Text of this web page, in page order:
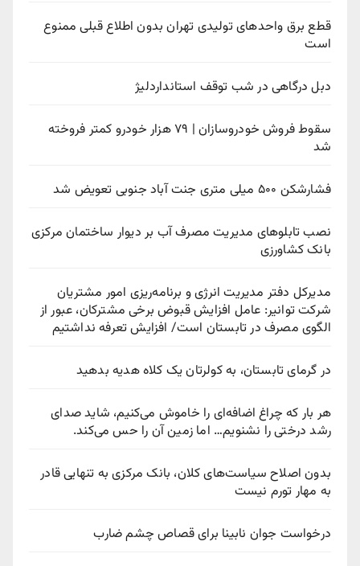
قطع برق واحدهای تولیدی تهران بدون اطلاع قبلی ممنوع
است
دبل درگاهی در شب توقف استانداردلیژ
سقوط فروش خودروسازان | ۷۹ هزار خودرو کمتر فروخته
شد
فشارشکن ۵۰۰ میلی متری جنت آباد جنوبی تعویض شد
نصب تابلوهای مدیریت مصرف آب بر دیوار ساختمان مرکزی
بانک کشاورزی
مدیرکل دفتر مدیریت انرژی و برنامه‌ریزی امور مشتریان
شرکت توانیر: عامل افزایش قبوض برخی مشترکان، عبور از
الگوی مصرف در تابستان است/ افزایش تعرفه نداشتیم
در گرمای تابستان، به کولرتان یک کلاه هدیه بدهید
هر بار که چراغ اضافه‌ای را خاموش می‌کنیم، شاید صدای
رشد درختی را نشنویم… اما زمین آن را حس می‌کند.
بدون اصلاح سیاست‌های کلان، بانک مرکزی به تنهایی قادر
به مهار تورم نیست
درخواست جوان نابینا برای قصاص چشم ضارب